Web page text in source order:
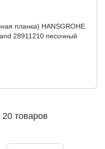
планка) HANSGROHE
28911210 песочный
товаров